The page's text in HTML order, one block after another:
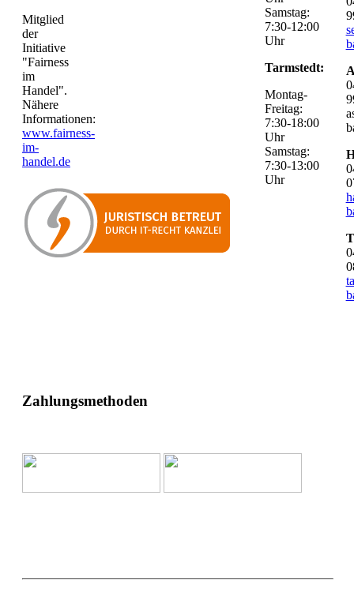
Mitglied
der
Initiative
"Fairness
im
Handel".
Nähere
Informationen:
www.fairness-
im-
handel.de
Samstag:
7:30-12:00
Uhr
Tarmstedt:
Montag-
Freitag:
7:30-18:00
Uhr
Samstag:
7:30-13:00
Uhr
Zahlungsmethoden